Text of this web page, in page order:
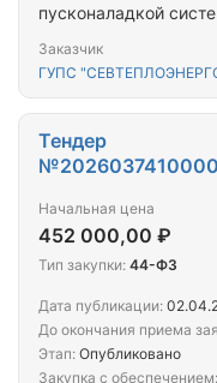
пусконаладкой
расположенном по
Заказчик
ГУПС
Тендер
Начальная цена
452 000,00 ₽
Тип закупки: 44-ФЗ
Дата публикации:
До окончания приема
Этап: Опубликовано
Закупка с обеспечением: